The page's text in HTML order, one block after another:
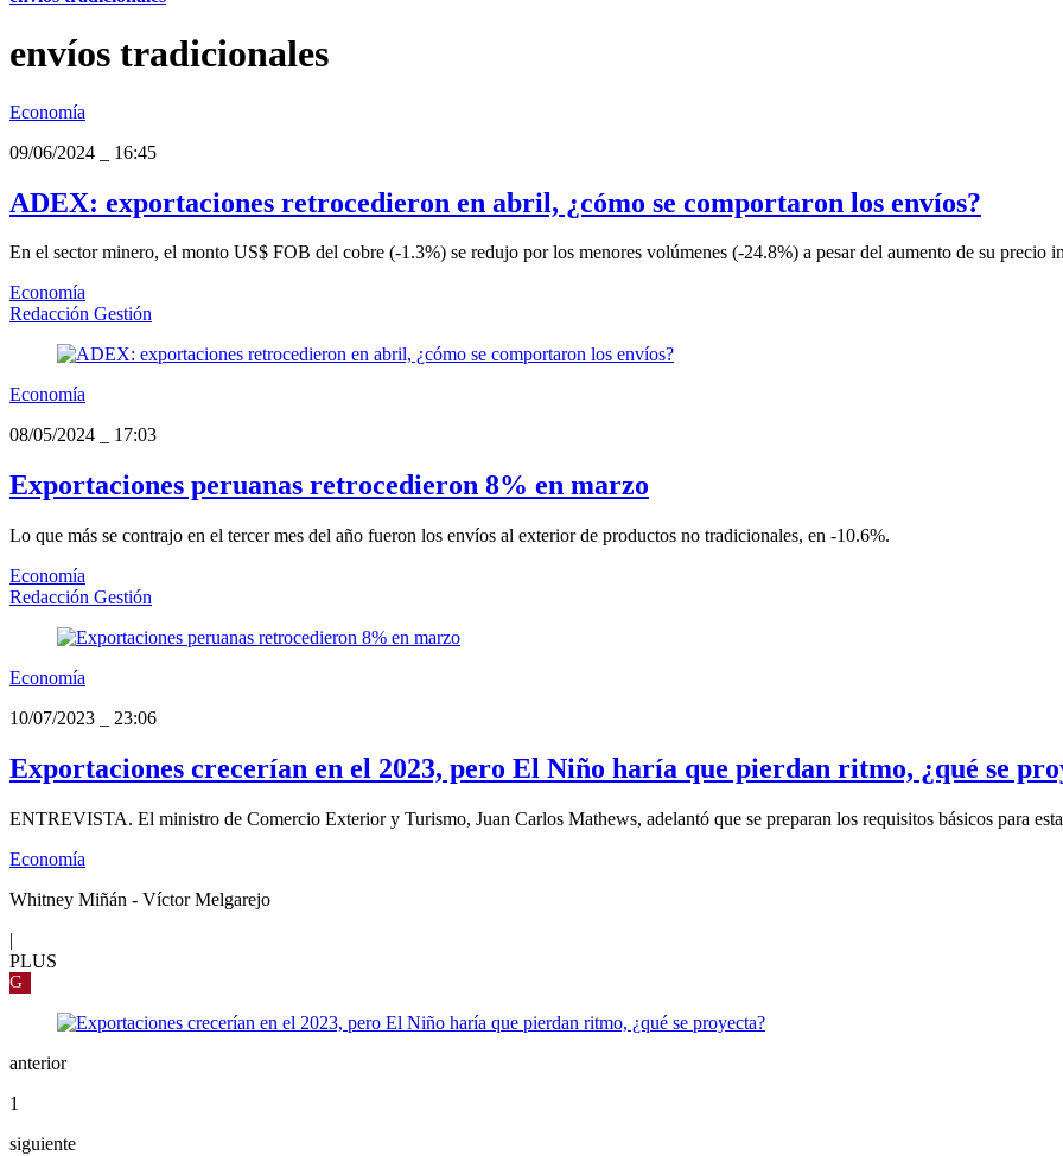
envíos tradicionales
Economía
09/06/2024
16:45
ADEX: exportaciones retrocedieron en abril, ¿cómo se comportaron los envíos?
En el sector minero, el monto US$ FOB del cobre (-1.3%) se redujo por los menores volúmenes (-24.8%) a pesar del aumento de su precio
Economía
Redacción Gestión
Economía
08/05/2024
17:03
Exportaciones peruanas retrocedieron 8% en marzo
Lo que más se contrajo en el tercer mes del año fueron los envíos al exterior de productos no tradicionales, en -10.6%.
Economía
Redacción Gestión
Economía
10/07/2023
23:06
Exportaciones crecerían en el 2023, pero El Niño haría que pierdan ritmo, ¿qué se
ENTREVISTA. El ministro de Comercio Exterior y Turismo, Juan Carlos Mathews, adelantó que se preparan los requisitos básicos para
Economía
Whitney Miñán - Víctor Melgarejo
|
PLUS
G
anterior
1
siguiente